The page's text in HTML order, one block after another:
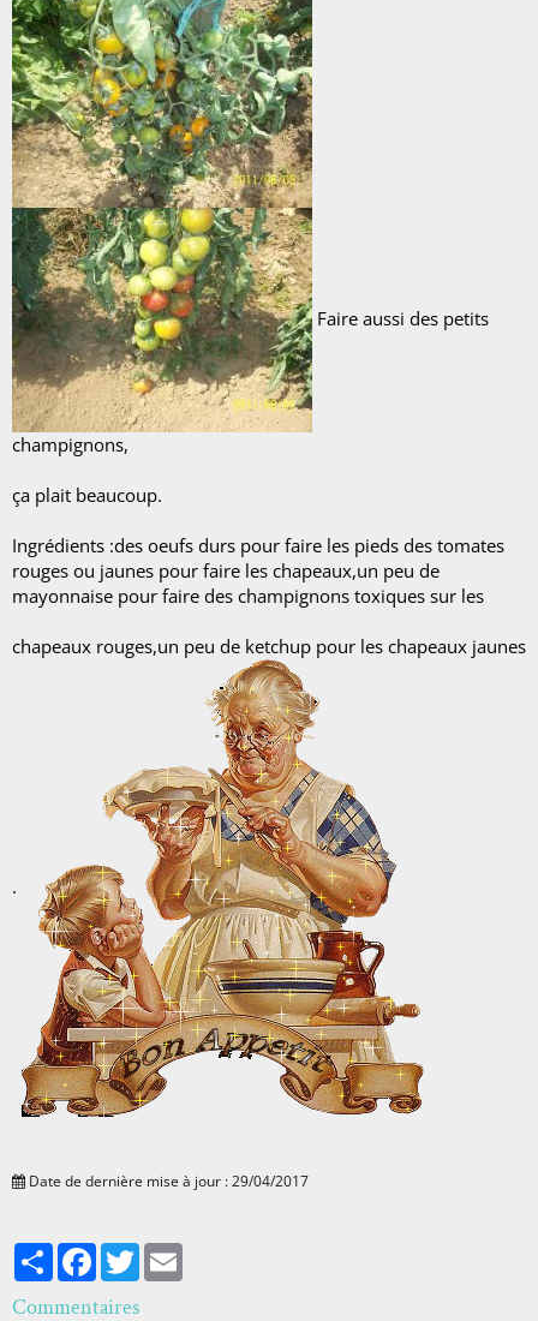
Faire aussi des petits
champignons,
ça plait beaucoup.
Ingrédients :des oeufs durs pour faire les pieds des tomates
rouges ou jaunes pour faire les chapeaux,un peu de
mayonnaise pour faire des champignons toxiques sur les
chapeaux rouges,un peu de ketchup pour les chapeaux jaunes
.
Date de dernière mise à jour : 29/04/2017
PartagerFacebook
Twitter
Commentaires